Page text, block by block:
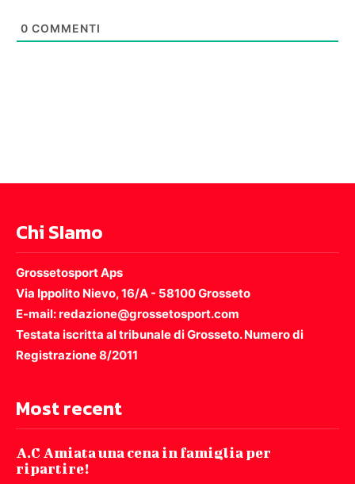
0 COMMENTI
Chi SIamo
Grossetosport Aps
Via Ippolito Nievo, 16/A - 58100 Grosseto
E-mail: redazione@grossetosport.com
Testata iscritta al tribunale di Grosseto. Numero di
Registrazione 8/2011
Most recent
A.C Amiata una cena in famiglia per
ripartire!